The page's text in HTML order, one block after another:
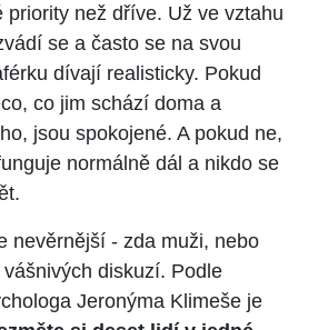
priority než dříve. Už ve vztahu
se a často se na svou
dívají realisticky. Pokud
co jim schází doma a
jsou spokojené. A pokud ne,
normálně dál a nikdo se
nevěrnější - zda muži, nebo
diskuzí. Podle
Jeronýma Klimeše je